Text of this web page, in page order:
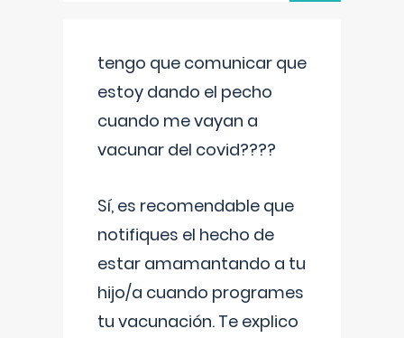
tengo que comunicar que
estoy dando el pecho
cuando me vayan a
vacunar del covid????
Sí, es recomendable que
notifiques el hecho de
estar amamantando a tu
hijo/a cuando programes
tu vacunación. Te explico